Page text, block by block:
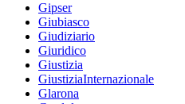
Gipser
Giubiasco
Giudiziario
Giuridico
Giustizia
GiustiziaInternazionale
Glarona